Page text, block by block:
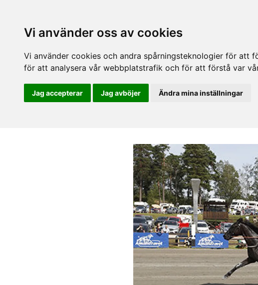
Vi använder oss av cookies
Vi använder cookies och andra spårningsteknologier för att
för att analysera vår webbplatstrafik och för att förstå var
Jag accepterar Jag avböjer Ändra mina inställningar